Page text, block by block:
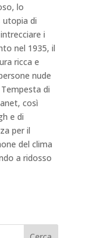
lo
di
i
nel 1935, il
ricca e
nude
di
così
e di
per il
del clima
a ridosso